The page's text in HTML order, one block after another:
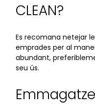
CLEAN?
Es recomana netejar
emprades per al
abundant,
seu ús.